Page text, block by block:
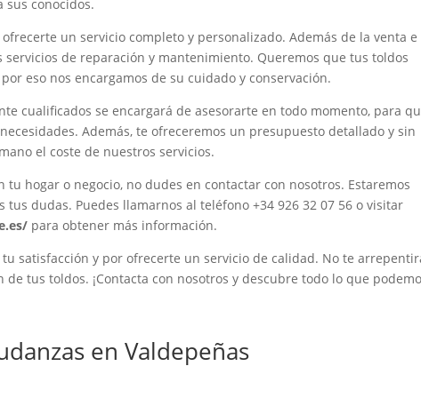
sus conocidos.
un servicio completo y personalizado. Además de la venta e
de reparación y mantenimiento. Queremos que tus toldos
eso nos encargamos de su cuidado y conservación.
cualificados se encargará de asesorarte en todo momento, para
Además, te ofreceremos un presupuesto detallado y sin
el coste de nuestros servicios.
hogar o negocio, no dudes en contactar con nosotros. Estaremos
dudas. Puedes llamarnos al teléfono +34 926 32 07 56 o visitar
para obtener más información.
satisfacción y por ofrecerte un servicio de calidad. No te
tus toldos. ¡Contacta con nosotros y descubre todo lo que
en Valdepeñas